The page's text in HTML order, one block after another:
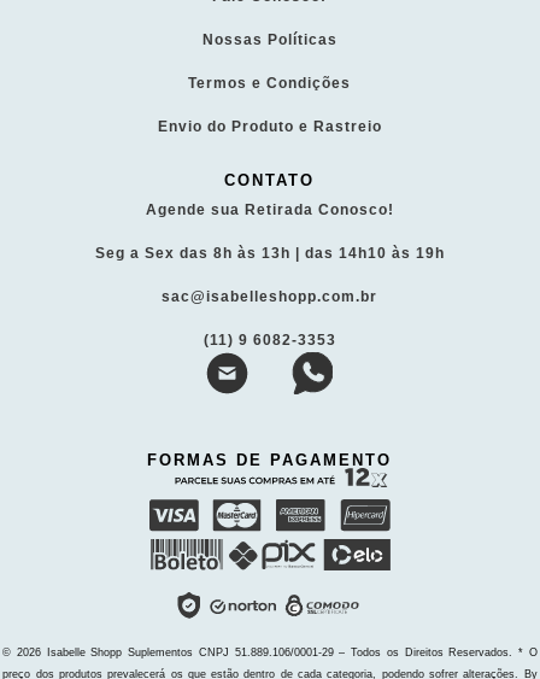
Nossas Políticas
Termos e Condições
Envio do Produto e Rastreio
CONTATO
Agende sua Retirada Conosco!
Seg a Sex das 8h às 13h | das 14h10 às 19h
sac@isabelleshopp.com.br
(11) 9 6082-3353
FORMAS DE PAGAMENTO
© 2026 Isabelle Shopp Suplementos CNPJ 51.889.106/0001-29 – Todos os Direitos Reservados.* O
preço dos produtos prevalecerá os que estão dentro de cada categoria, podendo sofrer alterações. By